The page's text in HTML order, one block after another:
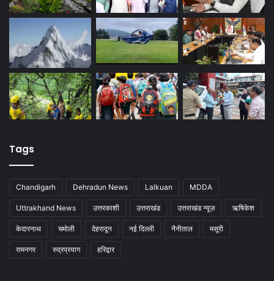
Tags
Chandigarh Dehradun News Lalkuan MDDA
Uttrakhand News उत्तरकाशी उत्तराखंड उत्तराखंड न्यूज़ ऋषिकेश
केदारनाथ चमोली देहरादून नई दिल्ली नैनीताल मसूरी
रामनगर रुद्रप्रयाग हरिद्वार